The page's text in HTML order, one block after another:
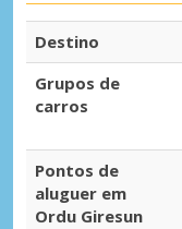
Destino
Grupos de
carros
Pontos de
aluguer em
Ordu Giresun